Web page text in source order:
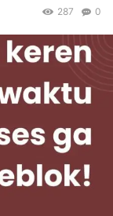
0
287